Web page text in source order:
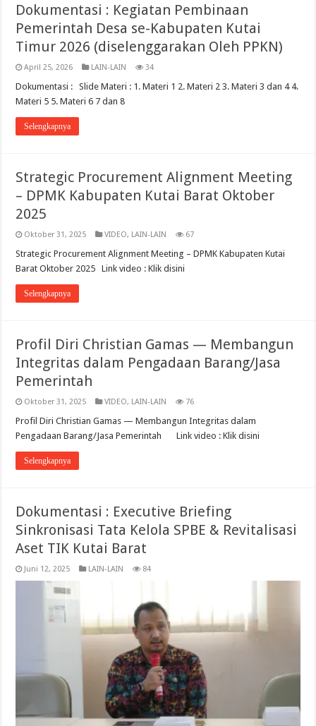
Dokumentasi : Kegiatan Pembinaan
Pemerintah Desa se-Kabupaten Kutai
Timur 2026 (diselenggarakan Oleh PPKN)
April 25, 2026 LAIN-LAIN 34
Dokumentasi : Slide Materi : 1. Materi 1 2. Materi 2 3. Materi 3 dan 4 4.
Materi 5 5. Materi 6 7 dan 8
Selengkapnya
Strategic Procurement Alignment Meeting
– DPMK Kabupaten Kutai Barat Oktober
2025
Oktober 31, 2025 VIDEO, LAIN-LAIN 67
Strategic Procurement Alignment Meeting – DPMK Kabupaten Kutai
Barat Oktober 2025 Link video : Klik disini
Selengkapnya
Profil Diri Christian Gamas — Membangun
Integritas dalam Pengadaan Barang/Jasa
Pemerintah
Oktober 31, 2025 VIDEO, LAIN-LAIN 76
Profil Diri Christian Gamas — Membangun Integritas dalam
Pengadaan Barang/Jasa Pemerintah Link video : Klik disini
Selengkapnya
Dokumentasi : Executive Briefing
Sinkronisasi Tata Kelola SPBE & Revitalisasi
Aset TIK Kutai Barat
Juni 12, 2025 LAIN-LAIN 84